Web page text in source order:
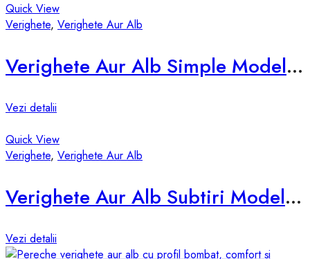
Quick View
Verighete, Verighete Aur Alb
Verighete Aur Alb Simple Model d524-a
Vezi detalii
Quick View
Verighete, Verighete Aur Alb
Verighete Aur Alb Subtiri Model d678-a
Vezi detalii